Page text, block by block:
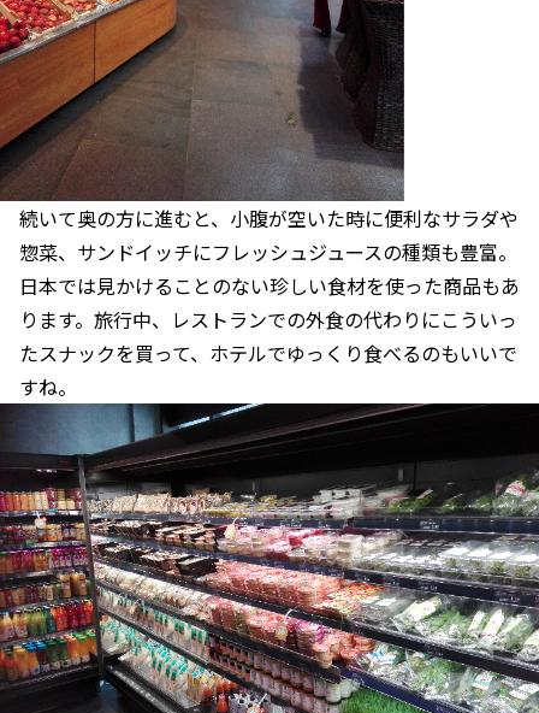
続いて奥の方に進むと、小腹が空いた時に便利なサラダや
惣菜、サンドイッチにフレッシュジュースの種類も豊富。
日本では見かけることのない珍しい食材を使った商品もあ
ります。旅行中、レストランでの外食の代わりにこういっ
たスナックを買って、ホテルでゆっくり食べるのもいいで
すね。